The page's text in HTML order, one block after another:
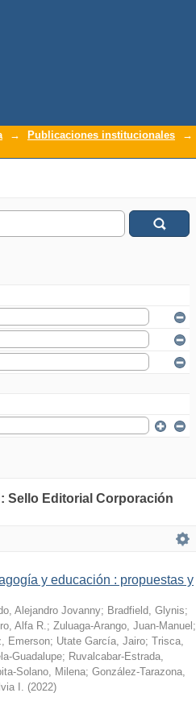
→ Publicaciones institucionales →
Sello Editorial Corporación
y educación : propuestas y
Alejandro Jovanny; Bradfield, Glynis;
Alfa R.; Zuluaga-Arango, Juan-Manuel ;
Emerson; Utate García, Jairo; Trisca,
Guadalupe; Ruvalcabar-Estrada,
Solano, Milena; González-Tarazona,
I. (2022)